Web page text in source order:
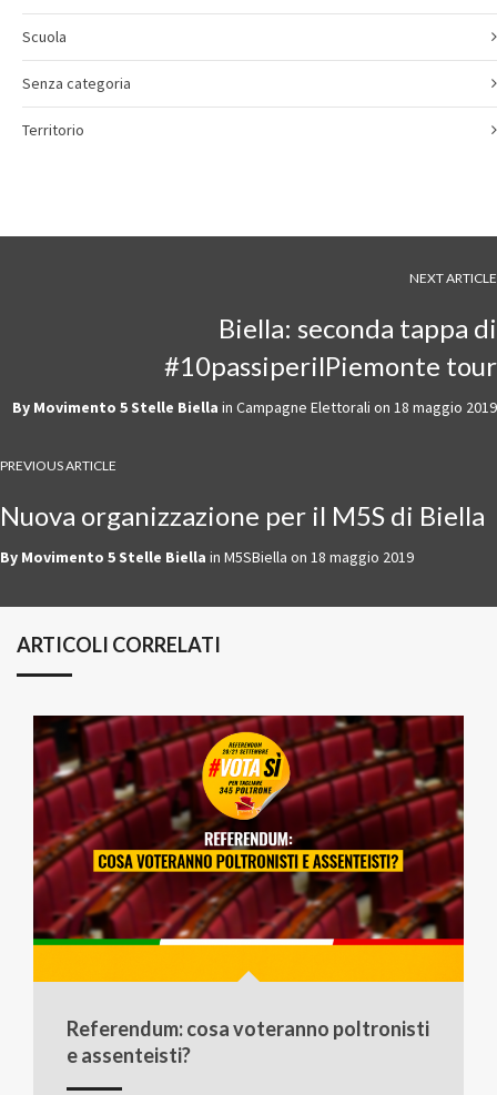
Scuola
Senza categoria
Territorio
NEXT ARTICLE
Biella: seconda tappa di
#10passiperilPiemonte tour
By Movimento 5 Stelle Biella in Campagne Elettorali on 18 maggio 2019
PREVIOUS ARTICLE
Nuova organizzazione per il M5S di Biella
By Movimento 5 Stelle Biella in M5SBiella on 18 maggio 2019
ARTICOLI CORRELATI
Referendum: cosa voteranno poltronisti
e assenteisti?